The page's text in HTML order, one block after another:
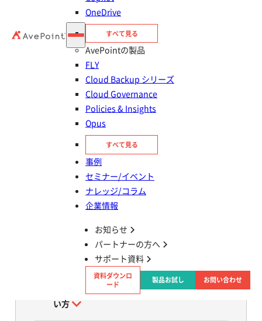
OneDrive
すべて見る
AvePointの製品
FLY
Cloud Backup シリーズ
Cloud Governance
Policies & Insights
Opus
すべて見る
事例
セミナー/イベント
ナレッジ/コラム
企業情報
お知らせ
パートナーの方へ
サポート資料
資料ダウンロ
ード
製品お試し お問い合わせ
Azure OpenAI Service の On Your Data 機能
Azure OpenAI Service On Your Data 機能でで
きること
Azure OpenAI Service On Your Data 機能の活
用シーン
Azure OpenAI Service On Your Data 機能の使
い方